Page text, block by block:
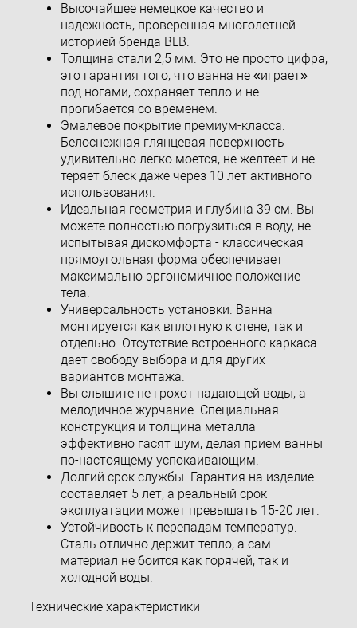
Высочайшее немецкое качество и
надежность, проверенная многолетней
историей бренда BLB.
Толщина стали 2,5 мм. Это не просто цифра,
это гарантия того, что ванна не «играет»
под ногами, сохраняет тепло и не
прогибается со временем.
Эмалевое покрытие премиум-класса.
Белоснежная глянцевая поверхность
удивительно легко моется, не желтеет и не
теряет блеск даже через 10 лет активного
использования.
Идеальная геометрия и глубина 39 см. Вы
можете полностью погрузиться в воду, не
испытывая дискомфорта - классическая
прямоугольная форма обеспечивает
максимально эргономичное положение
тела.
Универсальность установки. Ванна
монтируется как вплотную к стене, так и
отдельно. Отсутствие встроенного каркаса
дает свободу выбора и для других
вариантов монтажа.
Вы слышите не грохот падающей воды, а
мелодичное журчание. Специальная
конструкция и толщина металла
эффективно гасят шум, делая прием ванны
по-настоящему успокаивающим.
Долгий срок службы. Гарантия на изделие
составляет 5 лет, а реальный срок
эксплуатации может превышать 15-20 лет.
Устойчивость к перепадам температур.
Сталь отлично держит тепло, а сам
материал не боится как горячей, так и
холодной воды.
Технические характеристики